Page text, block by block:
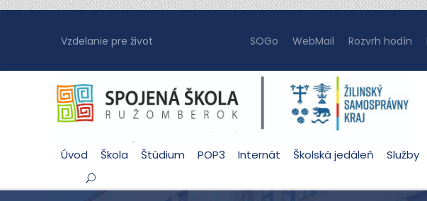
Vzdelanie pre život SOGo WebMail Rozvrh hodín
Úvod Škola Štúdium POP3 Internát Školská jedáleň Služby